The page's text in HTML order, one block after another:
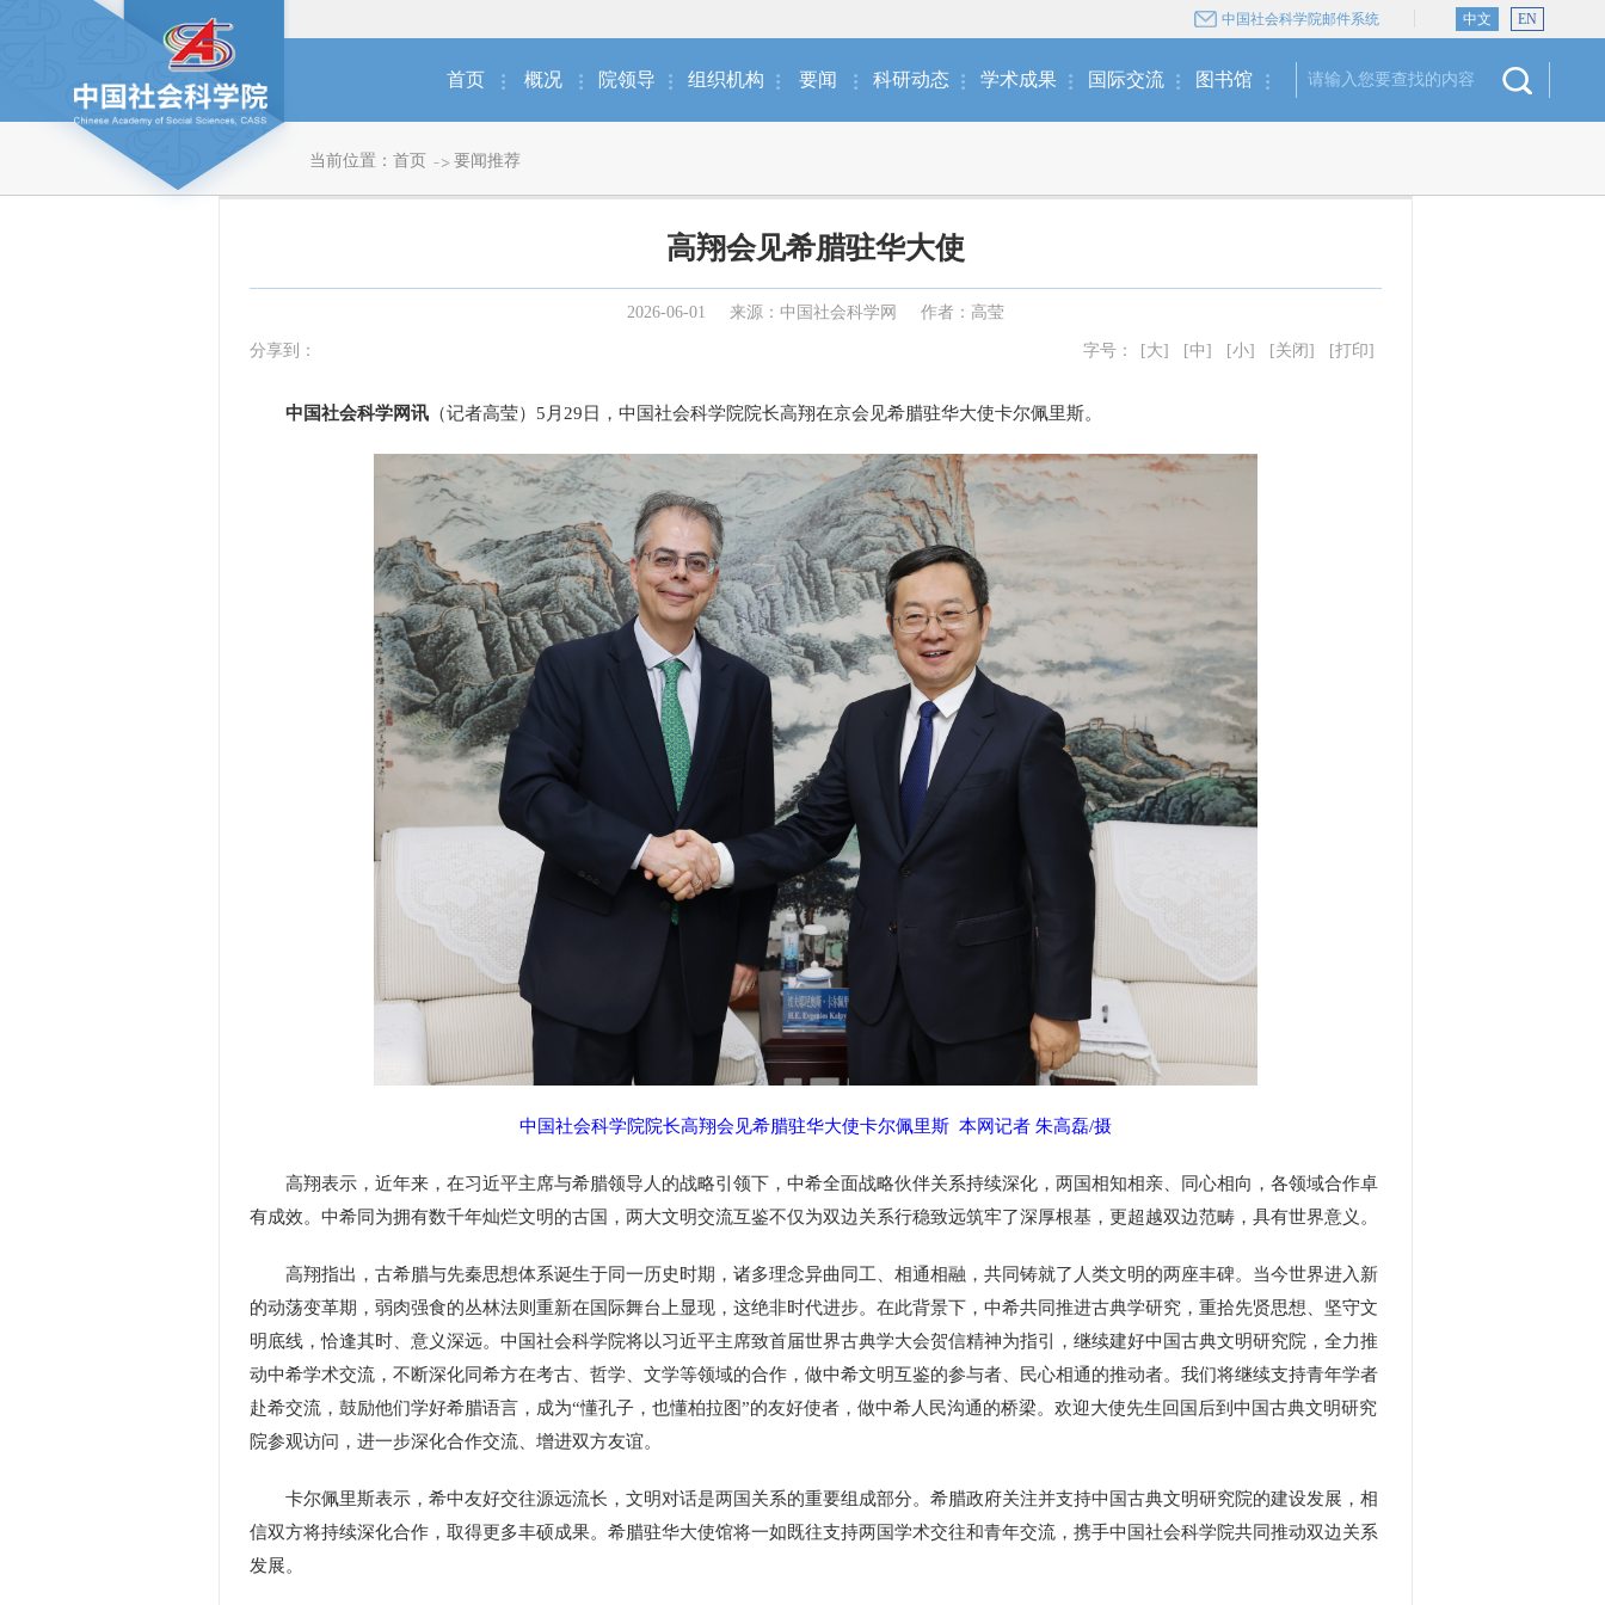
中国社会科学院邮件系统 中文 EN
首页 概况 院领导 组织机构 要闻 科研动态 学术成果 国际交流 图书馆
当前位置： 首页 要闻推荐
高翔会见希腊驻华大使
2026-06-01 来源：中国社会科学网 作者：高莹
分享到： 字号： [大] [中] [小] [关闭] [打印]
中国社会科学网讯 （记者高莹）5月29日，中国社会科学院院长高翔在京会见希腊驻华大使卡尔佩里斯。
中国社会科学院院长高翔会见希腊驻华大使卡尔佩里斯 本网记者 朱高磊/摄
高翔表示，近年来，在习近平主席与希腊领导人的战略引领下，中希全面战略伙伴关系持续深化，两国相知相亲、同心相向，各领域合作卓
有成效。中希同为拥有数千年灿烂文明的古国，两大文明交流互鉴不仅为双边关系行稳致远筑牢了深厚根基，更超越双边范畴，具有世界意义。
高翔指出，古希腊与先秦思想体系诞生于同一历史时期，诸多理念异曲同工、相通相融，共同铸就了人类文明的两座丰碑。当今世界进入新
的动荡变革期，弱肉强食的丛林法则重新在国际舞台上显现，这绝非时代进步。在此背景下，中希共同推进古典学研究，重拾先贤思想、坚守文
明底线，恰逢其时、意义深远。中国社会科学院将以习近平主席致首届世界古典学大会贺信精神为指引，继续建好中国古典文明研究院，全力推
动中希学术交流，不断深化同希方在考古、哲学、文学等领域的合作，做中希文明互鉴的参与者、民心相通的推动者。我们将继续支持青年学者
赴希交流，鼓励他们学好希腊语言，成为“懂孔子，也懂柏拉图”的友好使者，做中希人民沟通的桥梁。欢迎大使先生回国后到中国古典文明研究
院参观访问，进一步深化合作交流、增进双方友谊。
卡尔佩里斯表示，希中友好交往源远流长，文明对话是两国关系的重要组成部分。希腊政府关注并支持中国古典文明研究院的建设发展，相
信双方将持续深化合作，取得更多丰硕成果。希腊驻华大使馆将一如既往支持两国学术交往和青年交流，携手中国社会科学院共同推动双边关系
发展。